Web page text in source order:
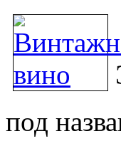
под